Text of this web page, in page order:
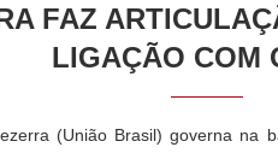
FAZ
LIGAÇÃO COM
(União Brasil) governa na